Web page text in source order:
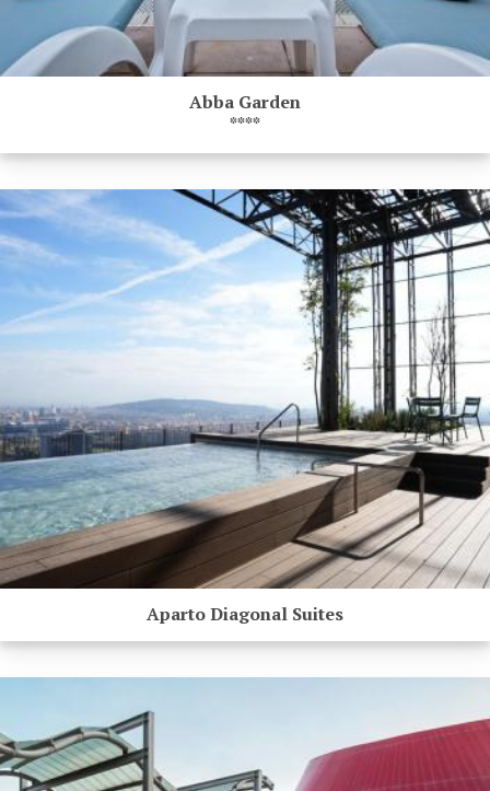
Abba Garden
****
Aparto Diagonal Suites